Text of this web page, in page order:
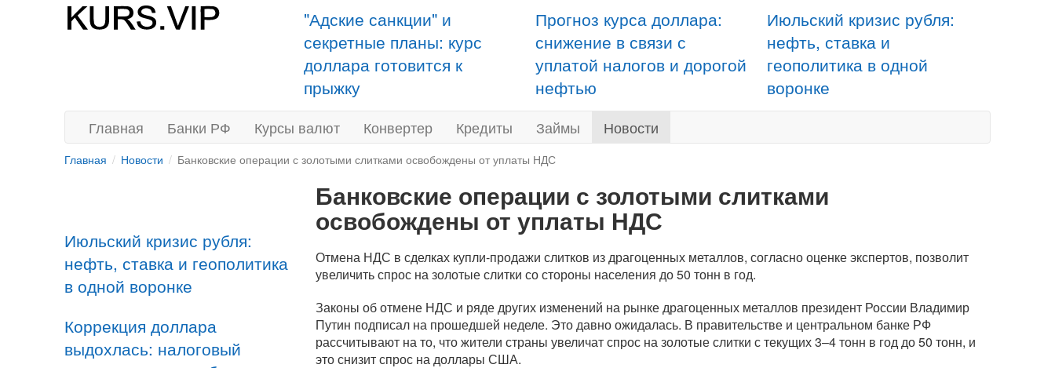
"Адские санкции" и
секретные планы: курс
доллара готовится к
прыжку
Прогноз курса доллара:
снижение в связи с
уплатой налогов и дорогой
нефтью
Июльский кризис рубля:
нефть, ставка и
геополитика в одной
воронке
Главная Банки РФ Курсы валют Конвертер Кредиты Займы Новости
Главная Новости Банковские операции с золотыми слитками освобождены от уплаты НДС
Июльский кризис рубля:
нефть, ставка и геополитика
в одной воронке
Коррекция доллара
выдохлась: налоговый
Банковские операции с золотыми слитками
освобождены от уплаты НДС
Отмена НДС в сделках купли-продажи слитков из драгоценных металлов, согласно оценке экспертов, позволит
увеличить спрос на золотые слитки со стороны населения до 50 тонн в год.
Законы об отмене НДС и ряде других изменений на рынке драгоценных металлов президент России Владимир
Путин подписал на прошедшей неделе. Это давно ожидалась. В правительстве и центральном банке РФ
рассчитывают на то, что жители страны увеличат спрос на золотые слитки с текущих 3–4 тонн в год до 50 тонн, и
это снизит спрос на доллары США.